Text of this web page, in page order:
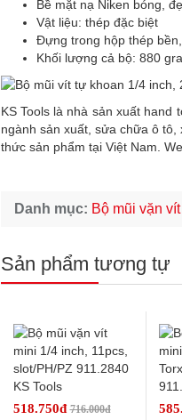
Bề mặt nạ Niken bóng,
Vật liệu: thép đặc biệt
Đựng trong hộp thép
Khối lượng cả bộ: 880
KS Tools là nhà sản xuất
ngành sản xuất, sửa chữa ô tô,
thức sản phẩm tại Việt Nam.
Danh mục: Bộ mũi vặn
Sản phẩm tương tự
518.750đ716.000đ